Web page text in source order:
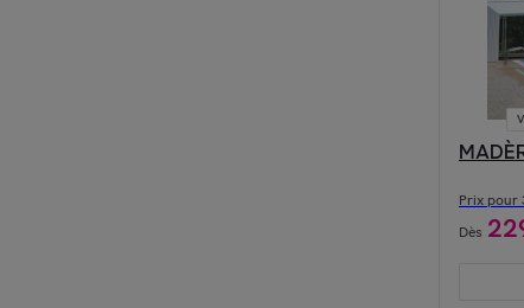
Prix pour
Dès